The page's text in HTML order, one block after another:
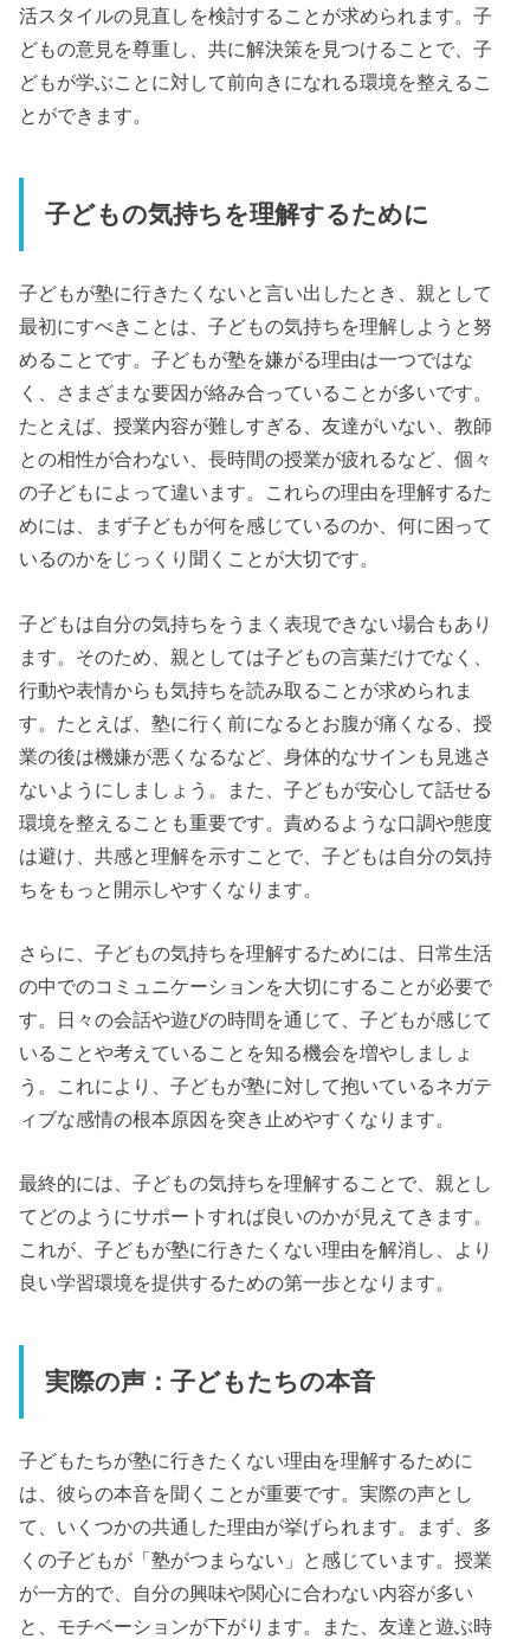
活スタイルの見直しを検討することが求められます。子
どもの意見を尊重し、共に解決策を見つけることで、子
どもが学ぶことに対して前向きになれる環境を整えるこ
とができます。
子どもの気持ちを理解するために
子どもが塾に行きたくないと言い出したとき、親として
最初にすべきことは、子どもの気持ちを理解しようと努
めることです。子どもが塾を嫌がる理由は一つではな
く、さまざまな要因が絡み合っていることが多いです。
たとえば、授業内容が難しすぎる、友達がいない、教師
との相性が合わない、長時間の授業が疲れるなど、個々
の子どもによって違います。これらの理由を理解するた
めには、まず子どもが何を感じているのか、何に困って
いるのかをじっくり聞くことが大切です。
子どもは自分の気持ちをうまく表現できない場合もあり
ます。そのため、親としては子どもの言葉だけでなく、
行動や表情からも気持ちを読み取ることが求められま
す。たとえば、塾に行く前になるとお腹が痛くなる、授
業の後は機嫌が悪くなるなど、身体的なサインも見逃さ
ないようにしましょう。また、子どもが安心して話せる
環境を整えることも重要です。責めるような口調や態度
は避け、共感と理解を示すことで、子どもは自分の気持
ちをもっと開示しやすくなります。
さらに、子どもの気持ちを理解するためには、日常生活
の中でのコミュニケーションを大切にすることが必要で
す。日々の会話や遊びの時間を通じて、子どもが感じて
いることや考えていることを知る機会を増やしましょ
う。これにより、子どもが塾に対して抱いているネガテ
ィブな感情の根本原因を突き止めやすくなります。
最終的には、子どもの気持ちを理解することで、親とし
てどのようにサポートすれば良いのかが見えてきます。
これが、子どもが塾に行きたくない理由を解消し、より
良い学習環境を提供するための第一歩となります。
実際の声：子どもたちの本音
子どもたちが塾に行きたくない理由を理解するために
は、彼らの本音を聞くことが重要です。実際の声とし
て、いくつかの共通した理由が挙げられます。まず、多
くの子どもが「塾がつまらない」と感じています。授業
が一方的で、自分の興味や関心に合わない内容が多い
と、モチベーションが下がります。また、友達と遊ぶ時